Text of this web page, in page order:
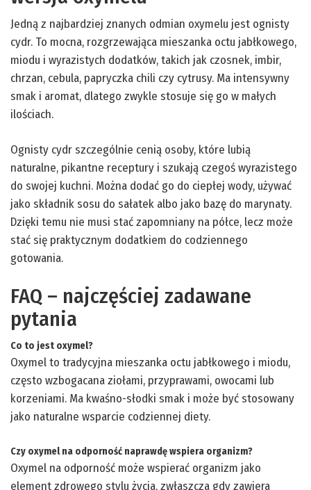
Jedną z najbardziej znanych odmian oxymelu jest ognisty
cydr. To mocna, rozgrzewająca mieszanka octu jabłkowego,
miodu i wyrazistych dodatków, takich jak czosnek, imbir,
chrzan, cebula, papryczka chili czy cytrusy. Ma intensywny
smak i aromat, dlatego zwykle stosuje się go w małych
ilościach.
Ognisty cydr szczególnie cenią osoby, które lubią
naturalne, pikantne receptury i szukają czegoś wyrazistego
do swojej kuchni. Można dodać go do ciepłej wody, używać
jako składnik sosu do sałatek albo jako bazę do marynaty.
Dzięki temu nie musi stać zapomniany na półce, lecz może
stać się praktycznym dodatkiem do codziennego
gotowania.
FAQ – najczęściej zadawane
pytania
Co to jest oxymel?
Oxymel to tradycyjna mieszanka octu jabłkowego i miodu,
często wzbogacana ziołami, przyprawami, owocami lub
korzeniami. Ma kwaśno-słodki smak i może być stosowany
jako naturalne wsparcie codziennej diety.
Czy oxymel na odporność naprawdę wspiera organizm?
Oxymel na odporność może wspierać organizm jako
element zdrowego stylu życia, zwłaszcza gdy zawiera